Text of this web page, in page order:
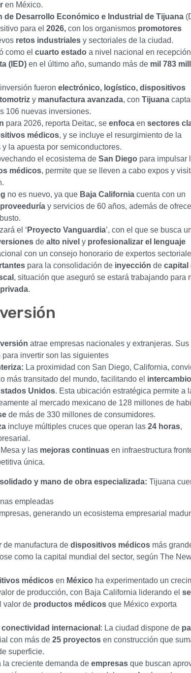
en México.
de Desarrollo Económico e Industrial de Tijuana
para el 2026, con los organismos promotores
retos industriales y sectoriales de la ciudad.
como el cuarto estado a nivel nacional en
(IED) en el último año, sumando más de mil 783
fueron electrónico, logístico, dispositivos
y manufactura avanzada, con Tijuana
106 nuevas inversiones.
para 2026, reporta Deitac, se enfoca en sectores
médicos, y se incluye el resurgimiento de la
la apuesta por semiconductores.
el ecosistema de San Diego para impulsar
médicos, permite que se lleven a cabo expos y
no es nuevo, ya que Baja California cuenta con un
proveeduría y servicios de 60 años, además de
el ‘ Proyecto Vanguardia’, con el que se busca
de alto nivel y profesionalizar el lenguaje
con un consejo honorario de expertos
para la consolidación de inyección de capital
, situación que aseguró se estará trabajando para
.
atrae empresas nacionales y extranjeras. Sus
para invertir son las siguientes
La proximidad con San Diego, California,
más transitado del mundo, facilitando el intercambio
Unidos. Esta ubicación estratégica permite a
al mercado mexicano de 128 millones de
de más de 330 millones de consumidores.
incluye múltiples cruces que operan las 24 horas,
y las mejoras continuas en infraestructura
única.
y mano de obra especializada: Tijuana
empleadas
generando un ecosistema empresarial
de manufactura de dispositivos médicos más
como la capital mundial del sector, según The
médicos en México ha experimentado un
de producción, con Baja California liderando el
valor de productos médicos que México exporta
internacional : La ciudad dispone de
con más de 25 proyectos en construcción que
superficie.
la creciente demanda de empresas que buscan